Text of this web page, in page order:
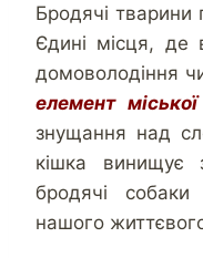
Бродячі тварини
Єдині місця,
домоволодіння
елемент
знущання над
кішка винищує
бродячі
нашого